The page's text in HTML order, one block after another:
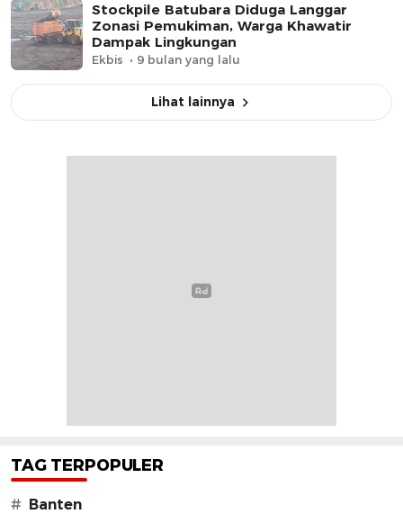
Stockpile Batubara Diduga Langgar
Zonasi Pemukiman, Warga Khawatir
Dampak Lingkungan
Ekbis 9 bulan yang lalu
Lihat lainnya
TAG TERPOPULER
# Banten